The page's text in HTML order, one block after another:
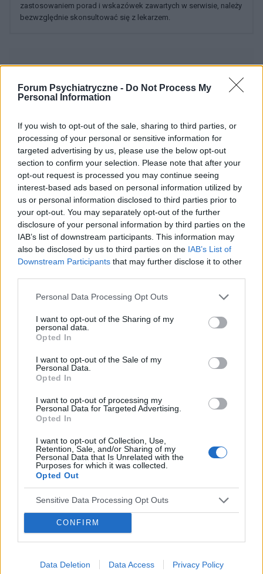
Forum Psychiatryczne - Do Not Process My
Personal Information
If you wish to opt-out of the sale, sharing to third parties, or
processing of your personal or sensitive information for
targeted advertising by us, please use the below opt-out
section to confirm your selection. Please note that after your
opt-out request is processed you may continue seeing
interest-based ads based on personal information utilized by
us or personal information disclosed to third parties prior to
your opt-out. You may separately opt-out of the further
disclosure of your personal information by third parties on the
IAB’s list of downstream participants. This information may
also be disclosed by us to third parties on the IAB’s List of
Downstream Participants that may further disclose it to other
Personal Data Processing Opt Outs
I want to opt-out of the Sharing of my
personal data.
Opted In
I want to opt-out of the Sale of my
Personal Data.
Opted In
I want to opt-out of processing my
Personal Data for Targeted Advertising.
Opted In
I want to opt-out of Collection, Use,
Retention, Sale, and/or Sharing of my
Personal Data that Is Unrelated with the
Purposes for which it was collected.
Opted Out
Sensitive Data Processing Opt Outs
CONFIRM
Data Deletion Data Access Privacy Policy
zastosowaniem porad i wskazówek zawartych w serwisie, należy
bezwzględnie skonsultować się z lekarzem.
POWIĄZANE DYSKUSJE NA FORUM Z
KATEGORII INNE TEMATY
Forum:Informacje portalowe
Chcemy poznać Twoją opinię!
Cześć! 🌟 Chcielibyśmy jako Redakcja Serwisu poznać
Twoją opinię na temat tworzonych przez nas treści:
newsów, porad i artykułów pochodzących spod pióra
lekarzy, a także copywriterów medycznych. ...
SANTEE
Forum:Informacje portalowe
f92,f60 a pozwolenie na broń
Miałem w wieku około 15 lat f92 i f60,zakonczyłem
pozwolenie na broń